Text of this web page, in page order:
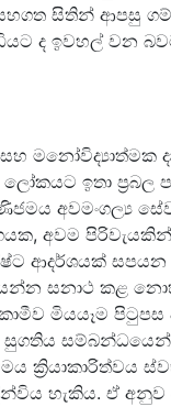
සිතින් ආපසු
ද ඉවහල් වන
සහ
ඉතා ප්‍රබල
අවමංගල්‍ය
අවම
ආදර්ශයක්
යන්න සනාථ කළ
මියයෑම
ක්‍රියාකාරිත්වය
හැකිය. ඒ